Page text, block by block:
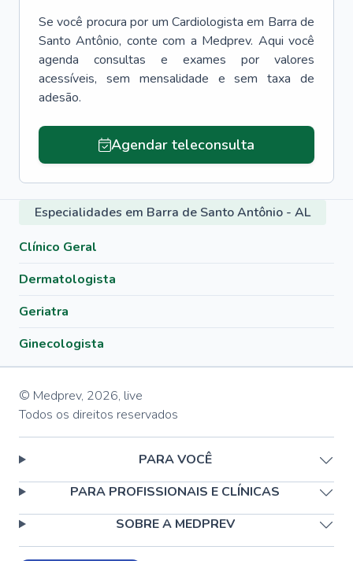
Se você procura por um Cardiologista em Barra de
Santo Antônio, conte com a Medprev. Aqui você
agenda consultas e exames por valores
acessíveis, sem mensalidade e sem taxa de
adesão.
Agendar teleconsulta
Especialidades em Barra de Santo Antônio - AL
Clínico Geral
Dermatologista
Geriatra
Ginecologista
© Medprev, 2026, live
Todos os direitos reservados
PARA VOCÊ
PARA PROFISSIONAIS E CLÍNICAS
SOBRE A MEDPREV